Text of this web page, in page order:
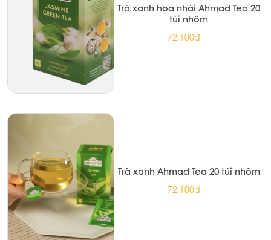
Trà xanh hoa nhài Ahmad Tea 20
túi nhôm
72.100đ
Trà xanh Ahmad Tea 20 túi nhôm
72.100đ